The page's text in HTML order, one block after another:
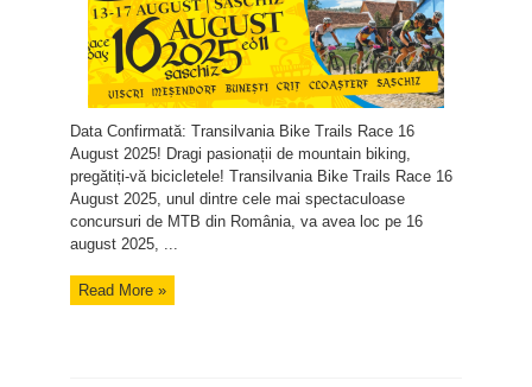
Data Confirmată: Transilvania Bike Trails Race 16
August 2025! Dragi pasionații de mountain biking,
pregătiți-vă bicicletele! Transilvania Bike Trails Race 16
August 2025, unul dintre cele mai spectaculoase
concursuri de MTB din România, va avea loc pe 16
august 2025, ...
Read More »